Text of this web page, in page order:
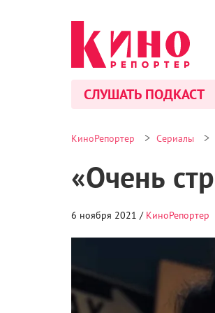
СЛУШАТЬ ПОДКАСТ
КиноРепортер > Сериалы >
«Очень
6 ноября 2021 / КиноРепортер